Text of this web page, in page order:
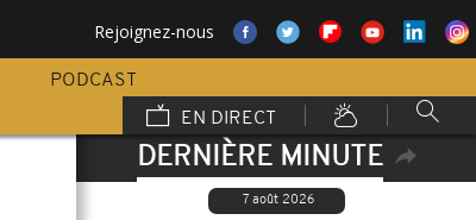
Rejoignez-nous
PODCAST
EN DIRECT
DERNIÈRE MINUTE
7 août 2026